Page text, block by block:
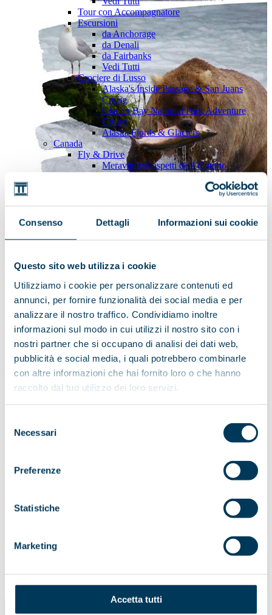
Consenso Dettagli Informazioni sui cookie
Questo sito web utilizza i cookie
Utilizziamo i cookie per personalizzare contenuti ed
annunci, per fornire funzionalità dei social media e per
analizzare il nostro traffico. Condividiamo inoltre
informazioni sul modo in cui utilizzi il nostro sito con i
nostri partner che si occupano di analisi dei dati web,
pubblicità e social media, i quali potrebbero combinarle
con altre informazioni che hai fornito loro o che hanno
raccolto dal tuo utilizzo dei loro servizi.
delNecessari
Preferenze
Statistiche
Marketing
Accetta tutti
Tour con Accompagnatore
Escursioni
da Anchorage
da Denali
da Fairbanks
Vedi Tutti
Crociere di Lusso
Alaska's Inside Passage & San Juans
Cruise
Glacier Bay National Park Adventure
Cruise
Alaska Fjords & Glaciers
Canada
Fly & Drive
Meravigliosi aspetti dell' Ontario
Vedi Tutti
Hawaii
Oahu
The Big Island
Caraibi
Isole
Turks & Caicos
Barbados
St. Lucia
Isole Vergini
Antigua
Africa
Sudafrica
TOUR ACCOMPAGNATI
New England Colors
Meraviglie dell' Ovest
Hawaii
SERVIZIO VISTI
Ultima Thule Lodge